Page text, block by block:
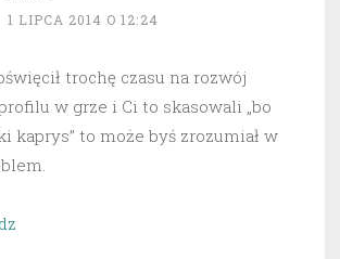
1 LIPCA 2014 O 12:24
trochę czasu na rozwój
w grze i Ci to skasowali „bo
kaprys” to może byś zrozumiał w